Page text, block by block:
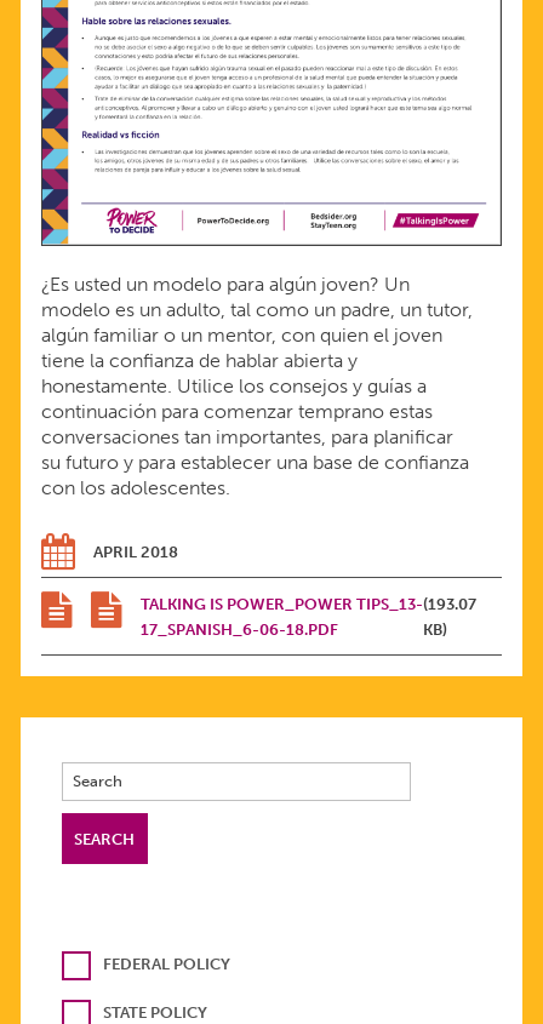
JÓVENES:
LA
EDAD
DE
TRANSICIÓN,
ADOLESCENTES
ENTRE
LOS
13
Y
LOS
17
AÑOS
¿Es usted un modelo para algún joven? Un
modelo es un adulto, tal como un padre, un tutor,
algún familiar o un mentor, con quien el joven
tiene la confianza de hablar abierta y
honestamente. Utilice los consejos y guías a
continuación para comenzar temprano estas
conversaciones tan importantes, para planificar
su futuro y para establecer una base de confianza
con los adolescentes.
APRIL 2018
TALKING IS POWER_POWER TIPS_13-
17_SPANISH_6-06-18.PDF
(193.07
KB)
FEDERAL POLICY
STATE POLICY